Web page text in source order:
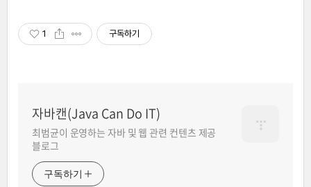
1 구독하기
자바캔(Java Can Do IT)
최범균이 운영하는 자바 및 웹 관련 컨텐츠 제공
블로그
구독하기